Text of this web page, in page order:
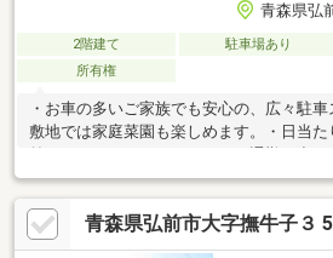
青森県弘
2階建て 駐車場あり
所有権
・お車の多いご家族でも安心の、広々駐
敷地では家庭菜園も楽しめます。・日当た
＊【通園・通学】ようせい保育園まで約
まで約1770m/第一中学校まで約3680m【
前」バス停まで約210m徒歩3分/セブンイ
まで約930m/カブセンター神田店まで約
青森県弘前市大字撫牛子３